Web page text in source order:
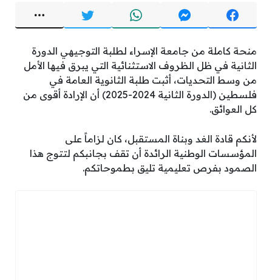
منحة كاملة من جامعة الإسراء لطلبة التوجيهي الدورة
الثانية في ظل الظروف الاستثنائية التي يبرق فيها الأمل
من وسط التحديات، أثبت طلبة الثانوية العامة في
فلسطين (الدورة الثانية 2024-2025) أن الإرادة أقوى من
كل العوائق.
لأنكم قادة الغد وبناة المستقبل، كان لزاماً على
المؤسسات الوطنية الرائدة أن تقف بجانبكم لتتوج هذا
الصمود بفرص تعليمية تليق بطموحاتكم.